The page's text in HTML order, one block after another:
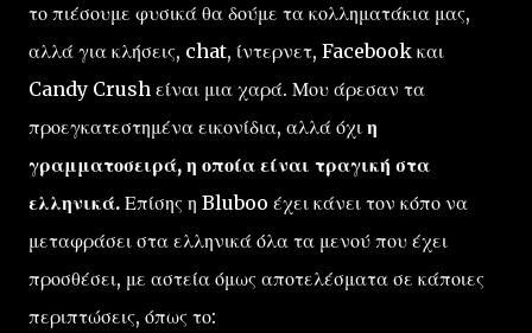
το πιέσουμε φυσικά θα δούμε τα κολληματάκια μας,
αλλά για κλήσεις, chat, ίντερνετ, Facebook και
Candy Crush είναι μια χαρά. Μου άρεσαν τα
προεγκατεστημένα εικονίδια, αλλά όχι η
γραμματοσειρά, η οποία είναι τραγική στα
ελληνικά. Επίσης η Bluboo έχει κάνει τον κόπο να
μεταφράσει στα ελληνικά όλα τα μενού που έχει
προσθέσει, με αστεία όμως αποτελέσματα σε κάποιες
περιπτώσεις, όπως το: